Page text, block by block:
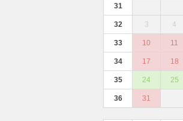
31
32 3 4
33 10 11
34 17 18
35 24 25
36 31